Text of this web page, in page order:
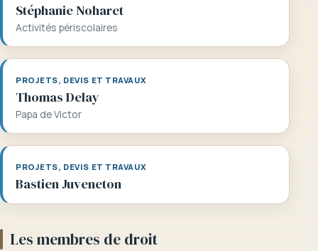
Stéphanie Noharet
Activités périscolaires
PROJETS, DEVIS ET TRAVAUX
Thomas Delay
Papa de Victor
PROJETS, DEVIS ET TRAVAUX
Bastien Juveneton
Les membres de droit